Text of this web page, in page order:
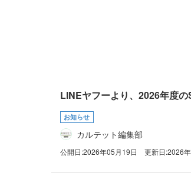
LINEヤフーより、2026年度
お知らせ
カルテット編集部
公開日:2026年05月19日 更新日:2026